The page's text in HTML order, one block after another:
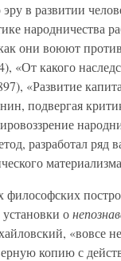
в развитии
народничества
они воюют
«От какого
«Развитие
подвергая
разработал ряд
о
«вовсе
копию с